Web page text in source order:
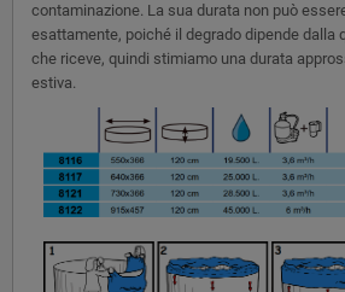
contaminazione. La sua durata non può
esattamente, poiché il degrado dipende dalla
che riceve, quindi stimiamo una durata
estiva.